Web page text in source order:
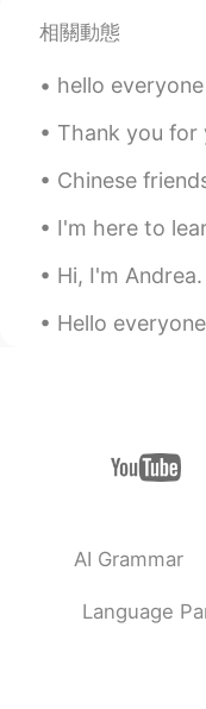
CN
八寸信仰
@楠殷 暂
楠殷
CN EN
@八寸信仰
来，也见不
@.MY.对的
CN EN
😉
相關動態
hello everyone I'm Irene 别问为什么动态带英文全中文系统检
Thank you for your love and
Chinese friends are really
I'm here to learn about Chinese
Hi, I'm Andrea. I'm new here. I
Hello everyone! I'm Dawn.I'm a
AI Grammar
Language